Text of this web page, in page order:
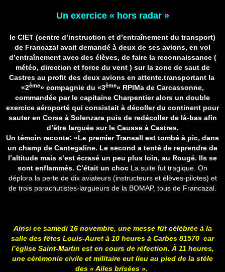
Un exercice « hors radar »
le CIET (centre d’instruction et d’entraînement du transport)
de Francazal avait demandé à deux de ses avions, en vol
d’entraînement avec des élèves, de faire la reconnaissance (
météo, direction et force du vent ) sur la zone de saut de
Castres au profit des deux avions en attente.transportant la
«2ème» compagnie du «3ème» RPIMa de Carcassonne,
commandée par le capitaine Charpentier alors un double
exercice aéroporté qui consistait à décoller du continent pour
sauter en Corse à Solenzara puis de redécoller de là-bas afin
d’être larguée sur le Causse à Castres.
Un témoin raconte: «Le premier Transall est tombé à pic, dans
un champ de Cantegaline. Le second a tenté de reprendre de
l’altitude mais s’est écrasé un peu plus loin, au Rougé. Ils se
sont enflammés. C’était un choc La suite fut tragique. On
déplora la perte de dix aviateurs (instructeurs et élèves-pilotes) et
de trois parachutistes-largueurs de la BOMAP, tous de Francazal.
Ainsi ce samedi 16 novembre, une messe fût célébrée à la
salle des fêtes Louis-Auret à 10 heures à Carbes 81570 car
l’église Saint-Martin est en cours de réfection. À 11 heures,
une cérémonie civile et militaire eut lieu au pied de la stèle
des « Ailes brisées ».